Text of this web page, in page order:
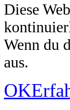
Diese
Wenn du
aus.
OK